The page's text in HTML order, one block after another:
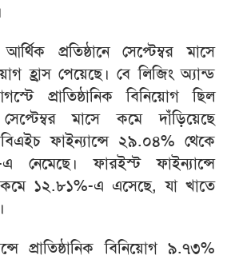
প্রতিষ্ঠানে সেপ্টেম্বর মাসে
হ্রাস পেয়েছে। বে লিজিং অ্যান্ড
প্রাতিষ্ঠানিক বিনিয়োগ ছিল
মাসে কমে দাঁড়িয়েছে
ফাইন্যান্সে ২৯.০৪% থেকে
ফারইস্ট ফাইন্যান্সে
১২.৮১%-এ এসেছে, যা খাতে
প্রাতিষ্ঠানিক বিনিয়োগ ৯.৭৩%